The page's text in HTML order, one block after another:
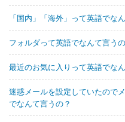
「国内」「海外」って英語でな
フォルダって英語でなんて言う
最近のお気に入りって英語でな
迷惑メールを設定していたので
でなんて言うの？